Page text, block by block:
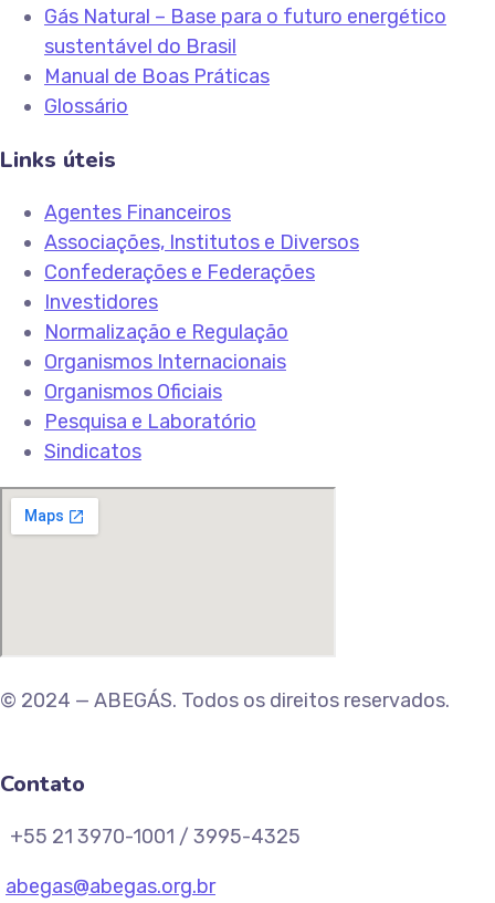
Gás Natural – Base para o futuro energético
sustentável do Brasil
Manual de Boas Práticas
Glossário
Links úteis
Agentes Financeiros
Associações, Institutos e Diversos
Confederações e Federações
Investidores
Normalização e Regulação
Organismos Internacionais
Organismos Oficiais
Pesquisa e Laboratório
Sindicatos
© 2024 — ABEGÁS. Todos os direitos reservados.
Contato
+55 21 3970-1001 / 3995-4325
abegas@abegas.org.br